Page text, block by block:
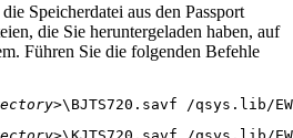
Speicherdatei aus den Passport
die Sie heruntergeladen haben, auf
Führen Sie die folgenden Befehle
>\BJTS720 .savf /qsys.lib/